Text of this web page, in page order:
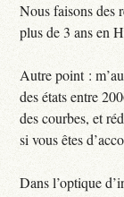
Nous faisons des
plus de 3 ans en
Autre point :
des états entre
des courbes, et
si vous êtes
Dans l’optique